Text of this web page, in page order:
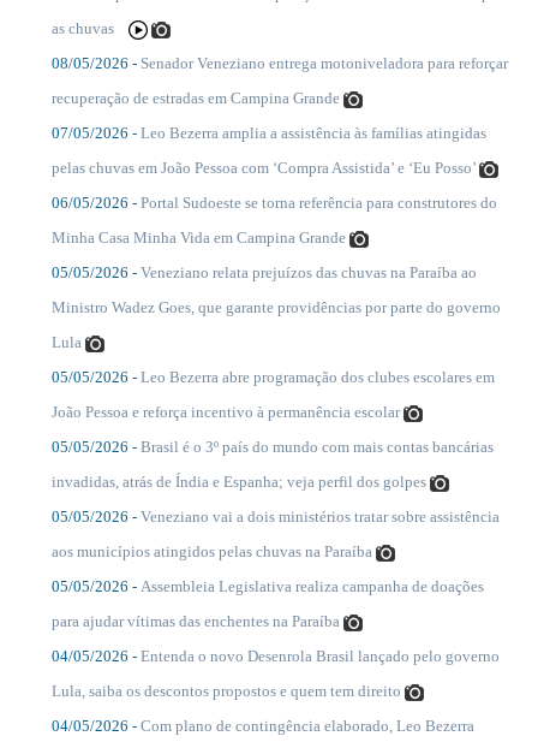
as chuvas
08/05/2026 - Senador Veneziano entrega motoniveladora para reforçar
recuperação de estradas em Campina Grande
07/05/2026 - Leo Bezerra amplia a assistência às famílias atingidas
pelas chuvas em João Pessoa com ‘Compra Assistida’ e ‘Eu Posso’
06/05/2026 - Portal Sudoeste se torna referência para construtores do
Minha Casa Minha Vida em Campina Grande
05/05/2026 - Veneziano relata prejuízos das chuvas na Paraíba ao
Ministro Wadez Goes, que garante providências por parte do governo
Lula
05/05/2026 - Leo Bezerra abre programação dos clubes escolares em
João Pessoa e reforça incentivo à permanência escolar
05/05/2026 - Brasil é o 3º país do mundo com mais contas bancárias
invadidas, atrás de Índia e Espanha; veja perfil dos golpes
05/05/2026 - Veneziano vai a dois ministérios tratar sobre assistência
aos municípios atingidos pelas chuvas na Paraíba
05/05/2026 - Assembleia Legislativa realiza campanha de doações
para ajudar vítimas das enchentes na Paraíba
04/05/2026 - Entenda o novo Desenrola Brasil lançado pelo governo
Lula, saiba os descontos propostos e quem tem direito
04/05/2026 - Com plano de contingência elaborado, Leo Bezerra